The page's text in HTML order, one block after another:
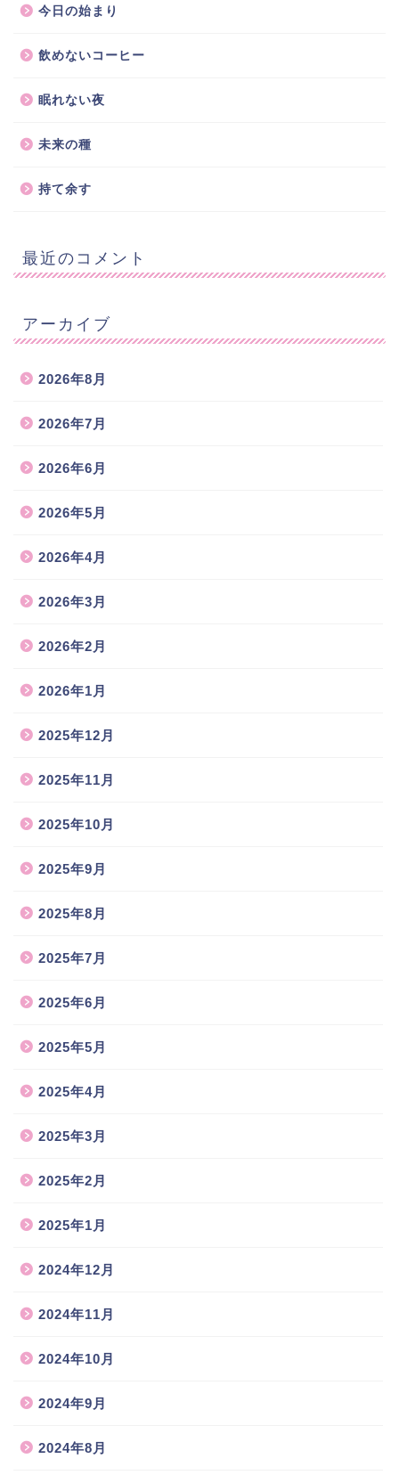
今日の始まり
飲めないコーヒー
眠れない夜
未来の種
持て余す
最近のコメント
アーカイブ
2026年8月
2026年7月
2026年6月
2026年5月
2026年4月
2026年3月
2026年2月
2026年1月
2025年12月
2025年11月
2025年10月
2025年9月
2025年8月
2025年7月
2025年6月
2025年5月
2025年4月
2025年3月
2025年2月
2025年1月
2024年12月
2024年11月
2024年10月
2024年9月
2024年8月